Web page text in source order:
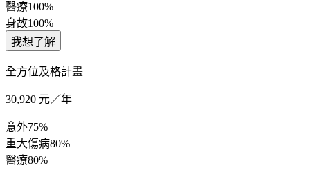
醫療100%
身故100%
我想了解
全方位及格計畫
30,920 元／年
意外75%
重大傷病80%
醫療80%